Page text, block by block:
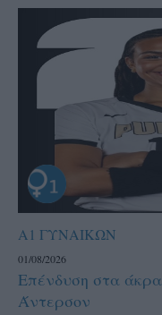
Α1 ΓΥΝΑΙΚΩΝ
01/08/2026
Επένδυση στα
Άντερσον